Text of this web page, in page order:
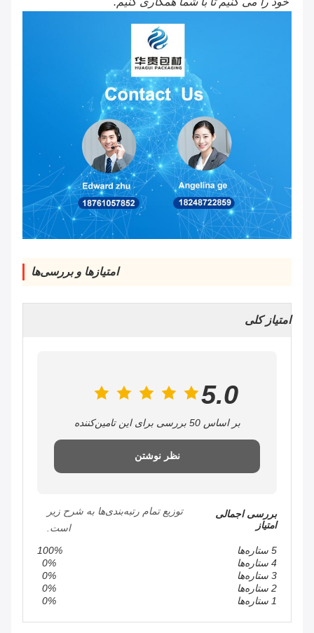
امتیازها و بررسی‌ها
امتیاز کلی
5.0
بر اساس 50 بررسی برای این تامین‌کننده
نظر نوشتن
بررسی اجمالی
امتیاز
توزیع تمام رتبه‌بندی‌ها به شرح زیر
است.
5 ستاره‌ها
100%
4 ستاره‌ها
0%
3 ستاره‌ها
0%
2 ستاره‌ها
0%
1 ستاره‌ها
0%